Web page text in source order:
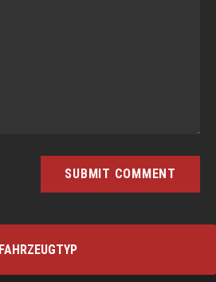
FAHRZEUGTYP